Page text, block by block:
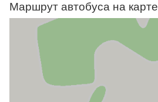
Маршрут автобуса на карте